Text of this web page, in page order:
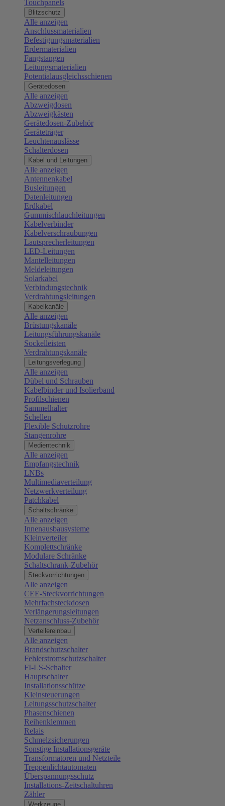
Touchpanels
Blitzschutz
Alle anzeigen
Anschlussmaterialien
Befestigungsmaterialien
Erdermaterialien
Fangstangen
Leitungsmaterialien
Potentialausgleichsschienen
Gerätedosen
Alle anzeigen
Abzweigdosen
Abzweigkästen
Gerätedosen-Zubehör
Geräteträger
Leuchtenauslässe
Schalterdosen
Kabel und Leitungen
Alle anzeigen
Antennenkabel
Busleitungen
Datenleitungen
Erdkabel
Gummischlauchleitungen
Kabelverbinder
Kabelverschraubungen
Lautsprecherleitungen
LED-Leitungen
Mantelleitungen
Meldeleitungen
Solarkabel
Verbindungstechnik
Verdrahtungsleitungen
Kabelkanäle
Alle anzeigen
Brüstungskanäle
Leitungsführungskanäle
Sockelleisten
Verdrahtungskanäle
Leitungsverlegung
Alle anzeigen
Dübel und Schrauben
Kabelbinder und Isolierband
Profilschienen
Sammelhalter
Schellen
Flexible Schutzrohre
Stangenrohre
Medientechnik
Alle anzeigen
Empfangstechnik
LNBs
Multimediaverteilung
Netzwerkverteilung
Patchkabel
Schaltschränke
Alle anzeigen
Innenausbausysteme
Kleinverteiler
Komplettschränke
Modulare Schränke
Schaltschrank-Zubehör
Steckvorrichtungen
Alle anzeigen
CEE-Steckvorrichtungen
Mehrfachsteckdosen
Verlängerungsleitungen
Netzanschluss-Zubehör
Verteilereinbau
Alle anzeigen
Brandschutzschalter
Fehlerstromschutzschalter
FI-LS-Schalter
Hauptschalter
Installationsschütze
Kleinsteuerungen
Leitungsschutzschalter
Phasenschienen
Reihenklemmen
Relais
Schmelzsicherungen
Sonstige Installationsgeräte
Transformatoren und Netzteile
Treppenlichtautomaten
Überspannungsschutz
Installations-Zeitschaltuhren
Zähler
Werkzeuge